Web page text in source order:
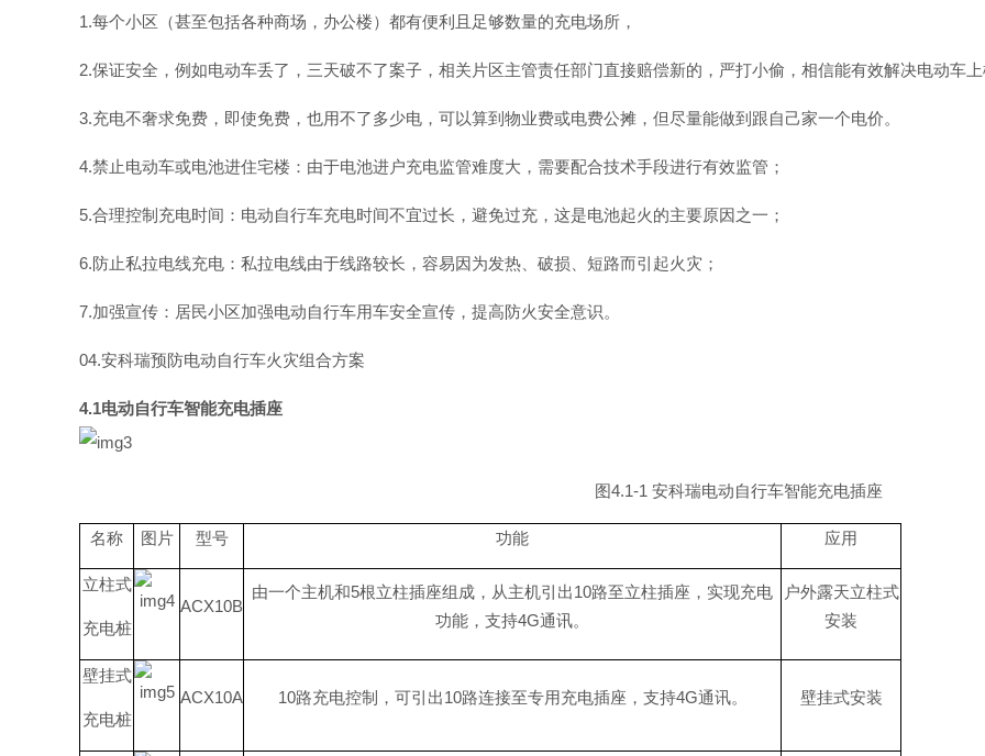
1.每个小区（甚至包括各种商场，办公楼）都有便利且足够数量的充电场所，
2.保证安全，例如电动车丢了，三天破不了案子，相关片区主管责任部门直接赔偿新的，严打小偷，相信能有效解决电动车
3.充电不奢求免费，即使免费，也用不了多少电，可以算到物业费或电费公摊，但尽量能做到跟自己家一个电价。
4.禁止电动车或电池进住宅楼：由于电池进户充电监管难度大，需要配合技术手段进行有效监管；
5.合理控制充电时间：电动自行车充电时间不宜过长，避免过充，这是电池起火的主要原因之一；
6.防止私拉电线充电：私拉电线由于线路较长，容易因为发热、破损、短路而引起火灾；
7.加强宣传：居民小区加强电动自行车用车安全宣传，提高防火安全意识。
04.安科瑞预防电动自行车火灾组合方案
4.1电动自行车智能充电插座
图4.1-1 安科瑞电动自行车智能充电插座
名称 图片 型号 功能 应用
立柱式
充电桩
ACX10B
由一个主机和5根立柱插座组成，从主机引 出10路至立柱插座，实现充电
功能，支持4G通讯。
户外露天立柱式
安装
壁挂式
充电桩
ACX10A 10路充电控制，可引 出10路连接至专用充电插座，支持4G通讯。 壁挂式安装